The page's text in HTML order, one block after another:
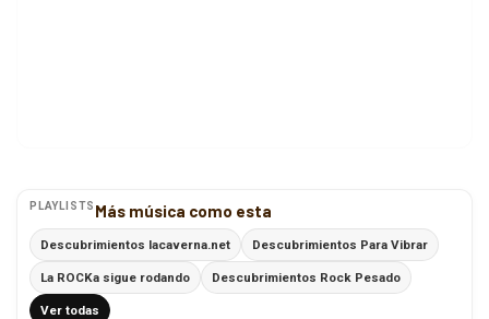
PLAYLISTS Más música como esta
Descubrimientos lacaverna.net Descubrimientos Para Vibrar
La ROCKa sigue rodando Descubrimientos Rock Pesado
Ver todas